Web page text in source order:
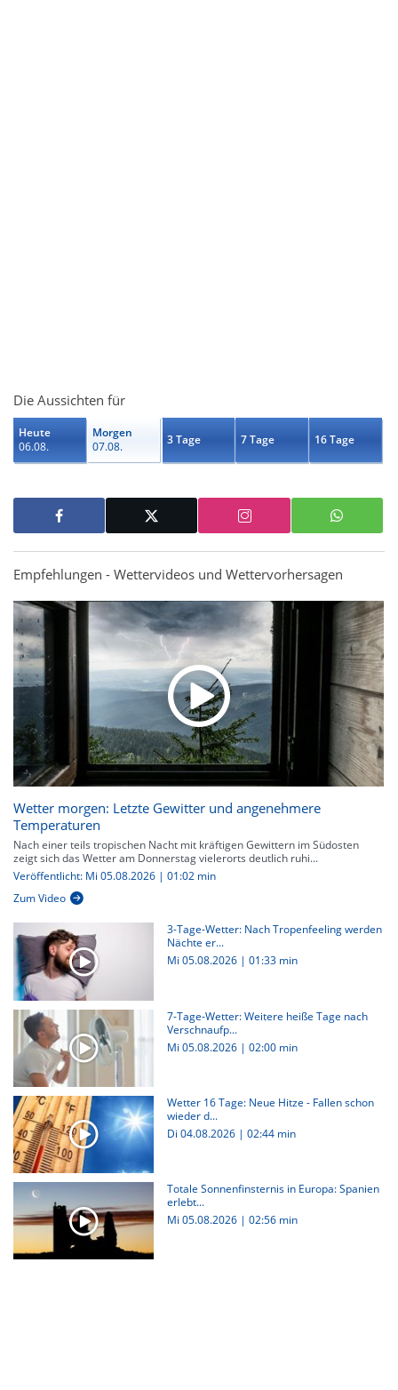
Die Aussichten für
Heute
06.08.
Morgen
07.08.
3 Tage 7 Tage 16 Tage
Empfehlungen - Wettervideos und Wettervorhersagen
Wetter morgen: Letzte Gewitter und angenehmere
Temperaturen
Nach einer teils tropischen Nacht mit kräftigen Gewittern im Südosten
zeigt sich das Wetter am Donnerstag vielerorts deutlich ruhi...
Veröffentlicht: Mi 05.08.2026 | 01:02 min
Zum Video
3-Tage-Wetter: Nach Tropenfeeling werden
Nächte er...
Mi 05.08.2026 | 01:33 min
7-Tage-Wetter: Weitere heiße Tage nach
Verschnaufp...
Mi 05.08.2026 | 02:00 min
Wetter 16 Tage: Neue Hitze - Fallen schon
wieder d...
Di 04.08.2026 | 02:44 min
Totale Sonnenfinsternis in Europa: Spanien
erlebt...
Mi 05.08.2026 | 02:56 min